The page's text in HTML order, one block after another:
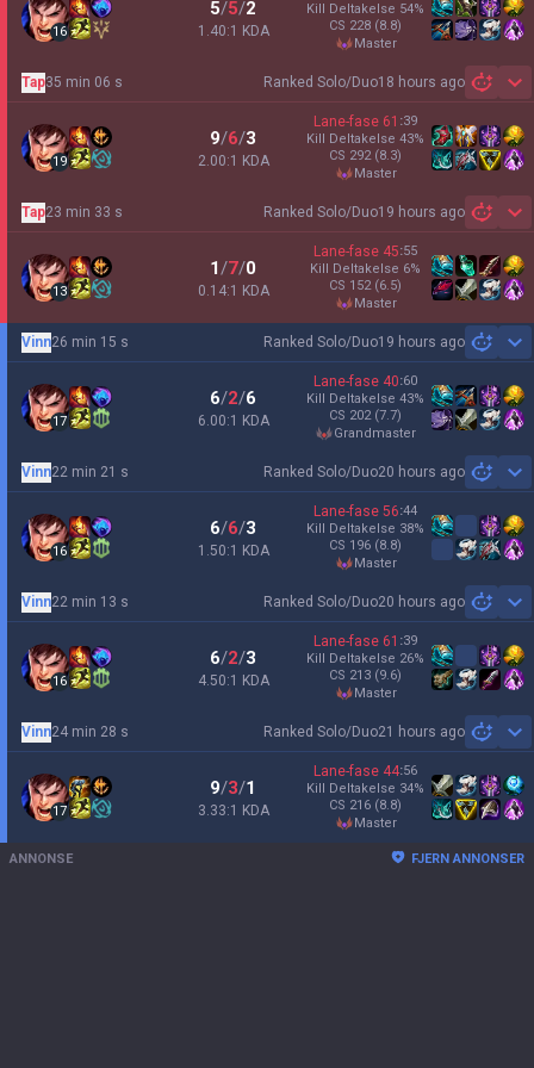
16
5/5/2
1.40:1 KDA
Kill Deltakelse 54%
CS 228 (8.8)
master
Ranked Solo/Duo18 hours ago
Tap35 min 06 s
19
9/6/3
2.00:1 KDA
Lane-fase 61 :39
Kill Deltakelse 43%
CS 292 (8.3)
master
Ranked Solo/Duo19 hours ago
Tap23 min 33 s
13
1/7/0
0.14:1 KDA
Lane-fase 45:55
Kill Deltakelse 6%
CS 152 (6.5)
master
Ranked Solo/Duo19 hours ago
Vinn26 min 15 s
17
6/2/6
6.00:1 KDA
Lane-fase 40:60
Kill Deltakelse 43%
CS 202 (7.7)
grandmaster
Ranked Solo/Duo20 hours ago
Vinn22 min 21 s
16
6/6/3
1.50:1 KDA
Lane-fase 56:44
Kill Deltakelse 38%
CS 196 (8.8)
master
Ranked Solo/Duo20 hours ago
Vinn22 min 13 s
16
6/2/3
4.50:1 KDA
Lane-fase 61 :39
Kill Deltakelse 26%
CS 213 (9.6)
master
Ranked Solo/Duo21 hours ago
Vinn24 min 28 s
17
9/3/1
3.33:1 KDA
Lane-fase 44:56
Kill Deltakelse 34%
CS 216 (8.8)
master
ANNONSE FJERN ANNONSER